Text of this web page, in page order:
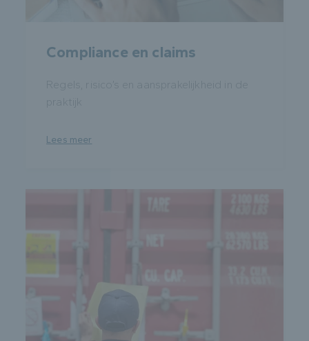
Compliance en claims
Lees meer